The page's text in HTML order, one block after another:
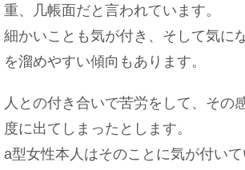
焼肉のバイトは匂いが染みつ
バイトの面接で失敗しないメ
重、几帳面だと言われています。
細かいことも気が付き、そして気に
を溜めやすい傾向もあります。
人との付き合いで苦労をして、その
度に出てしまったとします。
a型女性本人はそのことに気が付い